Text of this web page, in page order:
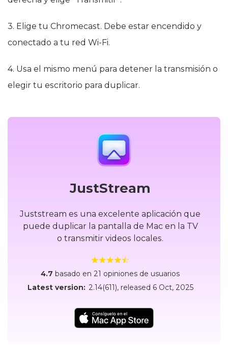
3. Elige tu Chromecast. Debe estar encendido y
conectado a tu red Wi-Fi.
4. Usa el mismo menú para detener la transmisión o
elegir tu escritorio para duplicar.
JustStream
Juststream es una excelente aplicación que
puede duplicar la pantalla de Mac en la TV
o transmitir videos locales.
4.7 basado en 21 opiniones de usuarios
Latest version: 2.14(611), released 6 Oct, 2025